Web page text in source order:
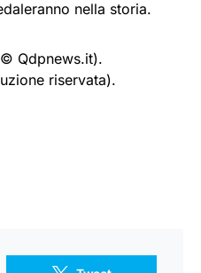
nella storia.
Qdpnews.it).
riservata).